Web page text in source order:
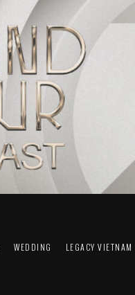
WEDDING LEGACY VIETNAM